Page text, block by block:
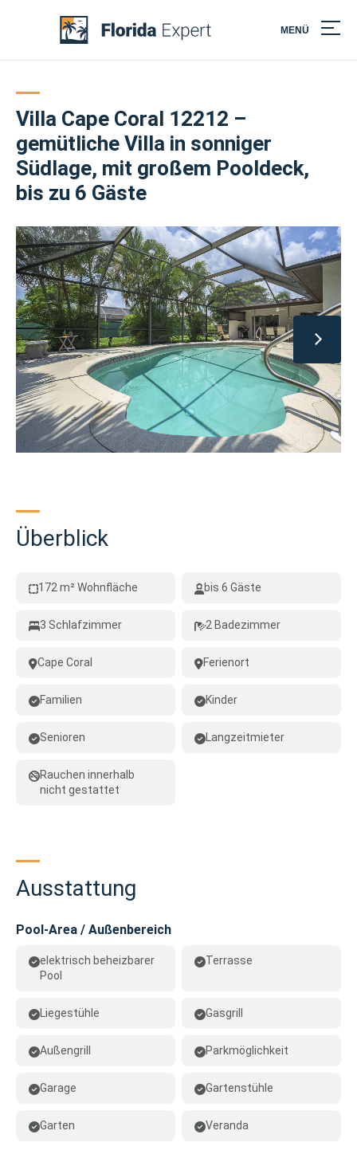
MENÜ
Skip
content
Villa Cape Coral 12212 –
gemütliche Villa in sonniger
Südlage, mit großem Pooldeck,
bis zu 6 Gäste
Überblick
172 m² Wohnfläche bis 6 Gäste
3 Schlafzimmer 2 Badezimmer
Cape Coral Ferienort
Familien Kinder
Senioren Langzeitmieter
Rauchen innerhalb
nicht gestattet
Ausstattung
Pool-Area / Außenbereich
elektrisch beheizbarer
Pool
Terrasse
Liegestühle Gasgrill
Außengrill Parkmöglichkeit
Garage Gartenstühle
Garten Veranda